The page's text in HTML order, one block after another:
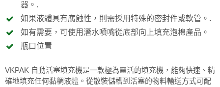
器。.
如果液體具有腐蝕性，則需採用特殊的密封件或軟管。.
如有需要，可使用潛水噴嘴從底部向上填充泡棉產品。
瓶口位置
VKPAK 自動活塞填充機是一款極為靈活的填充機，能夠快速、精
確地填充任何黏稠液體。從散裝儲槽到活塞的物料輸送方式可配